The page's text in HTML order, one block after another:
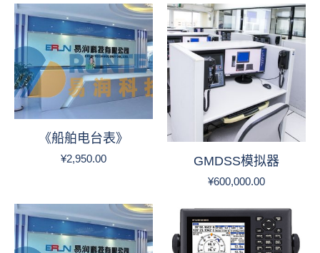
《船舶电台表》
¥2,950.00 GMDSS模拟器
¥600,000.00